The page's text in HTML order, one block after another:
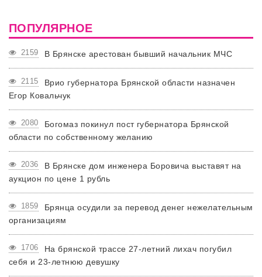
ПОПУЛЯРНОЕ
2159 В Брянске арестован бывший начальник МЧС
2115
Врио губернатора Брянской области назначен
Егор Ковальчук
2080
Богомаз покинул пост губернатора Брянской
области по собственному желанию
2036
В Брянске дом инженера Боровича выставят на
аукцион по цене 1 рубль
1859
Брянца осудили за перевод денег нежелательным
организациям
1706
На брянской трассе 27-летний лихач погубил
себя и 23-летнюю девушку